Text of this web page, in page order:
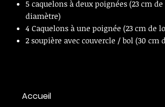
5 caquelons à deux poignées (23 cm
diamètre)
4 Caquelons à une poignée (23 cm de
2 soupière avec couvercle / bol (30 cm
Accueil